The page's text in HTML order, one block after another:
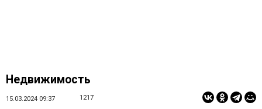
Недвижимость
15.03.2024 09:37 1217